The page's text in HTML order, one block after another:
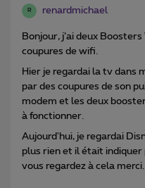
R renardmichael
Bonjour, j’ai deux
coupures de wifi.
Hier je regardai la tv dans
par des coupures de son
modem et les deux
à fonctionner.
Aujourd'hui, je regardai
plus rien et il était
vous regardez à cela merci.